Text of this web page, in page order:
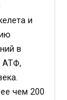
и
в
АТФ,
чем 200